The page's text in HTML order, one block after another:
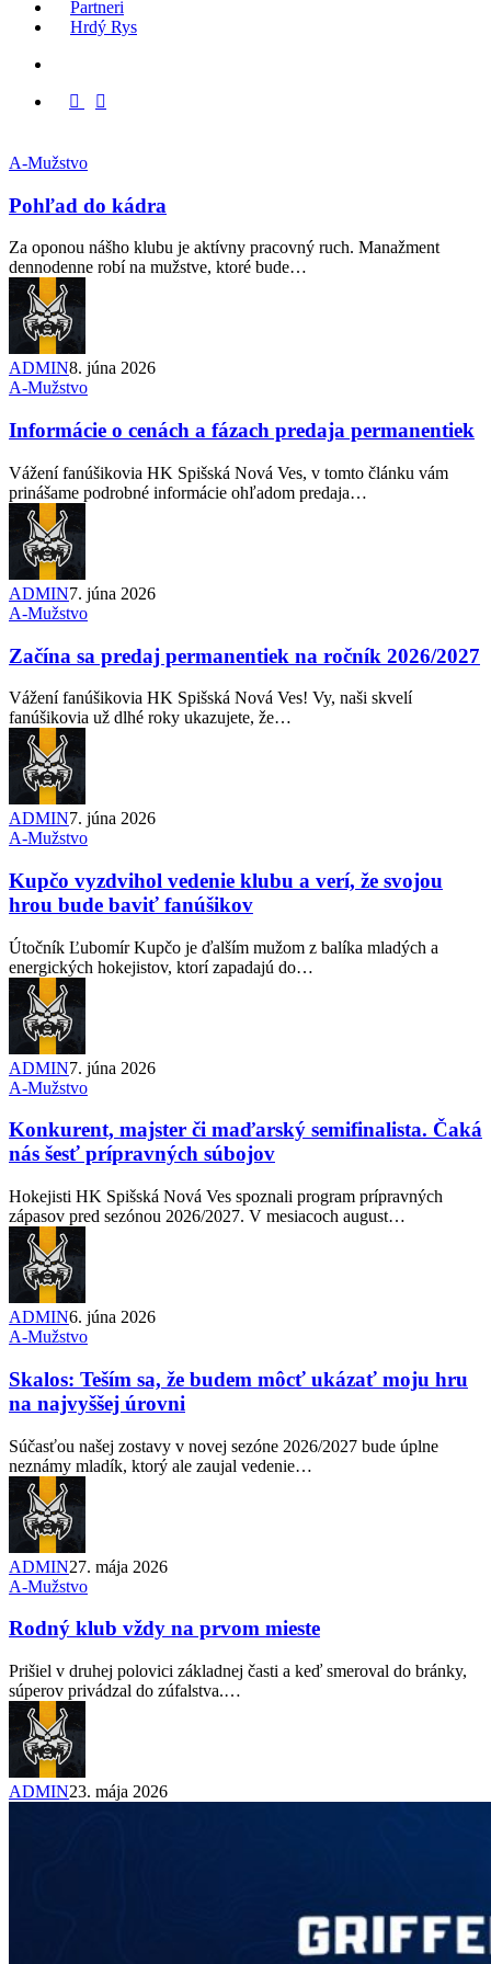
Partneri
Hrdý Rys
x-facebookinstagram
A-Mužstvo
Pohľad do kádra
Za oponou nášho klubu je aktívny pracovný ruch. Manažment
dennodenne robí na mužstve, ktoré bude…
ADMIN8. júna 2026
A-Mužstvo
Informácie o cenách a fázach predaja permanentiek
Vážení fanúšikovia HK Spišská Nová Ves, v tomto článku vám
prinášame podrobné informácie ohľadom predaja…
ADMIN7. júna 2026
A-Mužstvo
Začína sa predaj permanentiek na ročník 2026/2027
Vážení fanúšikovia HK Spišská Nová Ves! Vy, naši skvelí
fanúšikovia už dlhé roky ukazujete, že…
ADMIN7. júna 2026
A-Mužstvo
Kupčo vyzdvihol vedenie klubu a verí, že svojou
hrou bude baviť fanúšikov
Útočník Ľubomír Kupčo je ďalším mužom z balíka mladých a
energických hokejistov, ktorí zapadajú do…
ADMIN7. júna 2026
A-Mužstvo
Konkurent, majster či maďarský semifinalista. Čaká
nás šesť prípravných súbojov
Hokejisti HK Spišská Nová Ves spoznali program prípravných
zápasov pred sezónou 2026/2027. V mesiacoch august…
ADMIN6. júna 2026
A-Mužstvo
Skalos: Teším sa, že budem môcť ukázať moju hru
na najvyššej úrovni
Súčasťou našej zostavy v novej sezóne 2026/2027 bude úplne
neznámy mladík, ktorý ale zaujal vedenie…
ADMIN27. mája 2026
A-Mužstvo
Rodný klub vždy na prvom mieste
Prišiel v druhej polovici základnej časti a keď smeroval do bránky,
súperov privádzal do zúfalstva.…
ADMIN23. mája 2026